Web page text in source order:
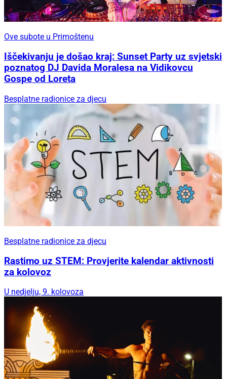
Ove subote u Primoštenu
Iščekivanju je došao kraj: Sunset Party uz svjetski
poznatog DJ Davida Moralesa na Vidikovcu
Gospe od Loreta
Besplatne radionice za djecu
Besplatne radionice za djecu
Rastimo uz STEM: Provjerite kalendar aktivnosti
za kolovoz
U nedjelju, 9. kolovoza